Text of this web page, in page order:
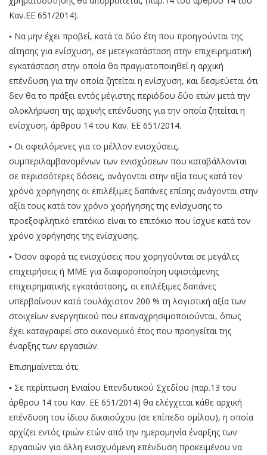
Καν.ΕΕ 651/2014).
▪ Να μην έχει προβεί, κατά τα δύο έτη που προηγούνται της
αίτησης για ενίσχυση, σε μετεγκατάσταση στην επιχειρηματική
εγκατάσταση στην οποία θα πραγματοποιηθεί η αρχική
επένδυση για την οποία ζητείται η ενίσχυση, και δεσμεύεται ότι
δεν θα το πράξει εντός μέγιστης περιόδου δύο ετών μετά την
ολοκλήρωση της αρχικής επένδυσης για την οποία ζητείται η
ενίσχυση, άρθρου 14 του Καν. ΕΕ 651/2014.
▪ Οι οφειλόμενες για το μέλλον ενισχύσεις,
συμπεριλαμβανομένων των ενισχύσεων που καταβάλλονται
σε περισσότερες δόσεις, ανάγονται στην αξία τους κατά τον
χρόνο χορήγησης οι επιλέξιμες δαπάνες επίσης ανάγονται στην
αξία τους κατά τον χρόνο χορήγησης της ενίσχυσης το
προεξοφλητικό επιτόκιο είναι το επιτόκιο που ίσχυε κατά τον
χρόνο χορήγησης της ενίσχυσης.
▪ Όσον αφορά τις ενισχύσεις που χορηγούνται σε μεγάλες
επιχειρήσεις ή ΜΜΕ για διαφοροποίηση υφιστάμενης
επιχειρηματικής εγκατάστασης, οι επιλέξιμες δαπάνες
υπερβαίνουν κατά τουλάχιστον 200 % τη λογιστική αξία των
στοιχείων ενεργητικού που επαναχρησιμοποιούνται, όπως
έχει καταγραφεί στο οικονομικό έτος που προηγείται της
έναρξης των εργασιών.
Επισημαίνεται ότι:
▪ Σε περίπτωση Ενιαίου Επενδυτικού Σχεδίου (παρ.13 του
άρθρου 14 του Καν. ΕΕ 651/2014) θα ελέγχεται κάθε αρχική
επένδυση του ίδιου δικαιούχου (σε επίπεδο ομίλου), η οποία
αρχίζει εντός τριών ετών από την ημερομηνία έναρξης των
εργασιών για άλλη ενισχυόμενη επένδυση προκειμένου να